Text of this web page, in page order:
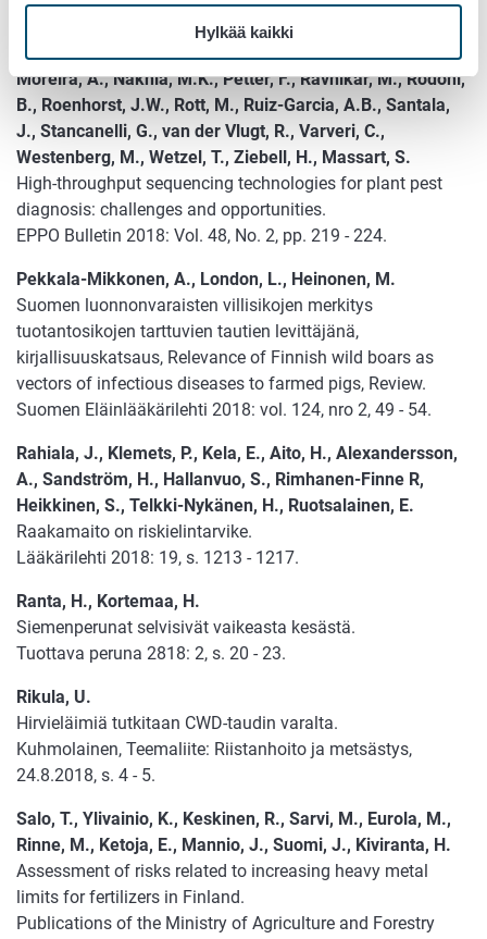
Hylkää kaikki
Olmos, A., Boonham, N., Candresse, T., Gentit, P., Giovani,
B., Kutnjak, D., Liefting, L., Maree, H.J., Minafra, A.,
Moreira, A., Nakhla, M.K., Petter, F., Ravnikar, M., Rodoni,
B., Roenhorst, J.W., Rott, M., Ruiz-Garcia, A.B., Santala,
J., Stancanelli, G., van der Vlugt, R., Varveri, C.,
Westenberg, M., Wetzel, T., Ziebell, H., Massart, S.
High-throughput sequencing technologies for plant pest
diagnosis: challenges and opportunities.
EPPO Bulletin 2018: Vol. 48, No. 2, pp. 219 - 224.
Pekkala-Mikkonen, A., London, L., Heinonen, M.
Suomen luonnonvaraisten villisikojen merkitys
tuotantosikojen tarttuvien tautien levittäjänä,
kirjallisuuskatsaus, Relevance of Finnish wild boars as
vectors of infectious diseases to farmed pigs, Review.
Suomen Eläinlääkärilehti 2018: vol. 124, nro 2, 49 - 54.
Rahiala, J., Klemets, P., Kela, E., Aito, H., Alexandersson,
A., Sandström, H., Hallanvuo, S., Rimhanen-Finne R,
Heikkinen, S., Telkki-Nykänen, H., Ruotsalainen, E.
Raakamaito on riskielintarvike.
Lääkärilehti 2018: 19, s. 1213 - 1217.
Ranta, H., Kortemaa, H.
Siemenperunat selvisivät vaikeasta kesästä.
Tuottava peruna 2818: 2, s. 20 - 23.
Rikula, U.
Hirvieläimiä tutkitaan CWD-taudin varalta.
Kuhmolainen, Teemaliite: Riistanhoito ja metsästys,
24.8.2018, s. 4 - 5.
Salo, T., Ylivainio, K., Keskinen, R., Sarvi, M., Eurola, M.,
Rinne, M., Ketoja, E., Mannio, J., Suomi, J., Kiviranta, H.
Assessment of risks related to increasing heavy metal
limits for fertilizers in Finland.
Publications of the Ministry of Agriculture and Forestry